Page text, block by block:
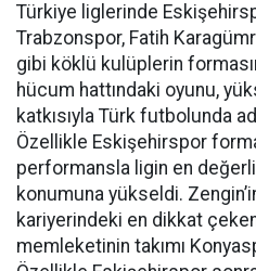
Türkiye liglerinde
Trabzonspor, Fatih
gibi köklü kulüplerin
hücum hattındaki oyunu,
katkısıyla Türk futbolunda
Özellikle Eskişehirspor
performansla ligin en
konumuna yükseldi.
kariyerindeki en dikkat
memleketinin takımı